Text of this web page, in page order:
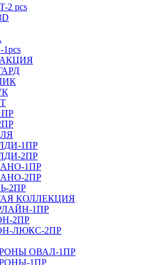
2 pcs
1ПР
2ПР
1ПР
2ПР
2ПР
КОЛЛЕКЦИЯ
1ПР
2ПР
ЛЮКС-2ПР
ОВАЛ-1ПР
1ПР